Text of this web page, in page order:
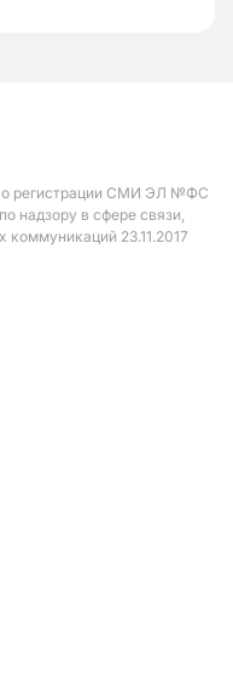
регистрации СМИ ЭЛ №ФС
надзору в сфере связи,
23.11.2017